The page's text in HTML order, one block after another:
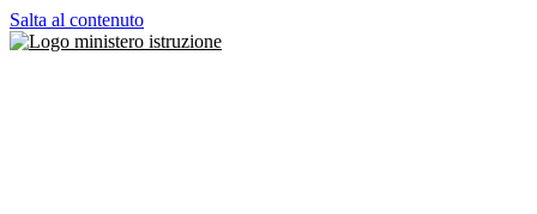
Salta al contenuto